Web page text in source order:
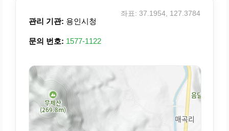
관리 기관: 용인시청
문의 번호: 1577-1122
좌표: 37.1954, 127.3784